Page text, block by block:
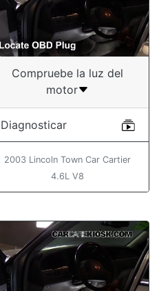
Compruebe la luz del
motor
Diagnosticar
2003 Lincoln Town Car Cartier
4.6L V8
Amber